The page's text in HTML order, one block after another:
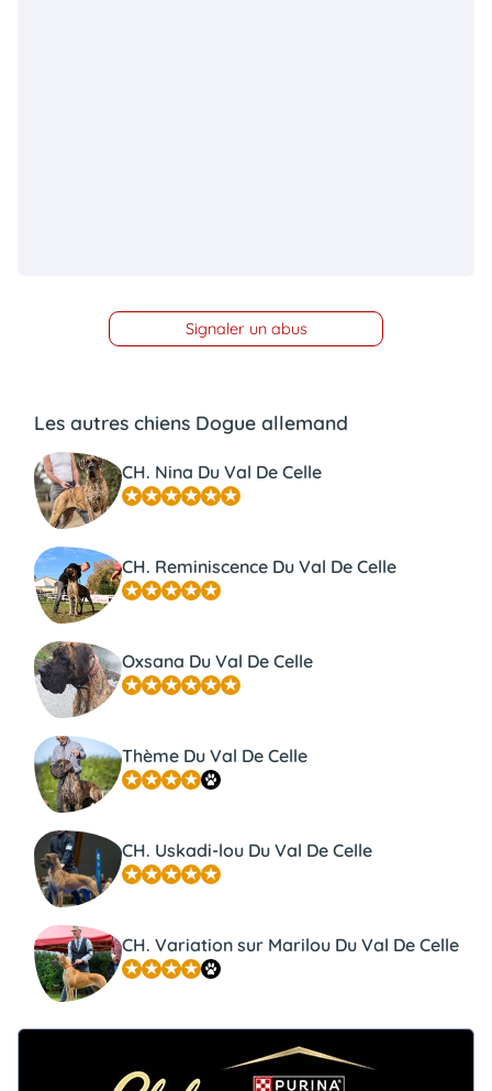
Signaler un abus
Les autres chiens Dogue allemand
CH. Nina Du Val De Celle
CH. Reminiscence Du Val De Celle
Oxsana Du Val De Celle
Thème Du Val De Celle
CH. Uskadi-lou Du Val De Celle
CH. Variation sur Marilou Du Val De Celle